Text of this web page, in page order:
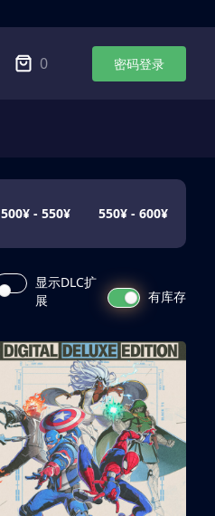
0 密码登录
500¥ - 550¥ 550¥ - 600¥
显示DLC扩
展
有库存